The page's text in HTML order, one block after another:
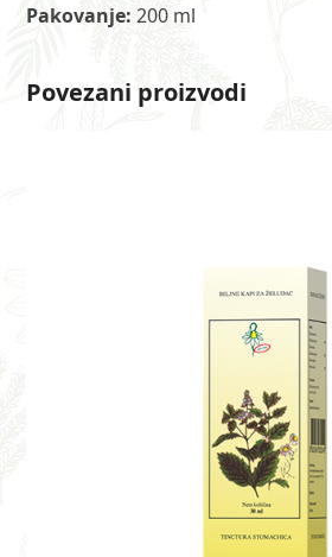
Pakovanje: 200 ml
Povezani proizvodi